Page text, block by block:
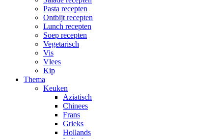
Pasta recepten
Ontbijt recepten
Lunch recepten
Soep recepten
Vegetarisch
Vis
Vlees
Kip
Thema
Keuken
Aziatisch
Chinees
Frans
Grieks
Hollands